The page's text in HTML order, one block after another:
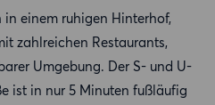
einem ruhigen Hinterhof,
zahlreichen Restaurants,
Umgebung. Der S- und U-
ist in nur 5 Minuten fußläufig